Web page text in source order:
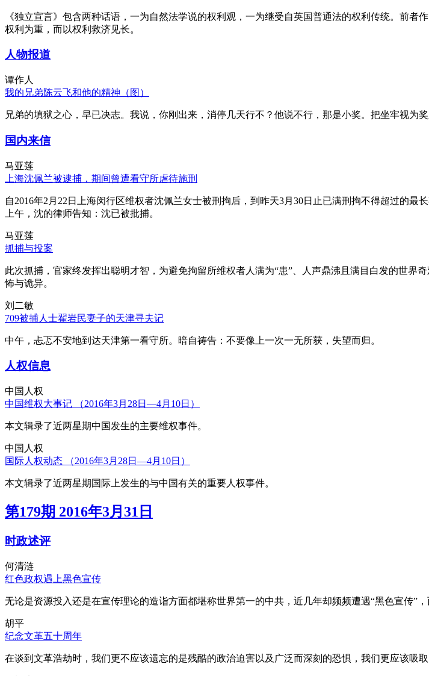
《独立宣言》包含两种话语，一为自然法学说的权利观，一为继受自英国普通法的权利传统。前
权利为重，而以权利救济见长。
人物报道
谭作人
我的兄弟陈云飞和他的精神（图）
兄弟的填狱之心，早已决志。我说，你刚出来，消停几天行不？他说不行，那是小奖。把坐牢视为
国内来信
马亚莲
上海沈佩兰被逮捕，期间曾遭看守所虐待施刑
自2016年2月22日上海闵行区维权者沈佩兰女士被刑拘后，到昨天3月30日止已满刑拘不得超过的
上午，沈的律师告知：沈已被批捕。
马亚莲
抓捕与投案
此次抓捕，官家终发挥出聪明才智，为避免拘留所维权者人满为“患”、人声鼎沸且满目白发的世
怖与诡异。
刘二敏
709被捕人士翟岩民妻子的天津寻夫记
中午，忐忑不安地到达天津第一看守所。暗自祷告：不要像上一次一无所获，失望而归。
人权信息
中国人权
中国维权大事记 （2016年3月28日—4月10日）
本文辑录了近两星期中国发生的主要维权事件。
中国人权
国际人权动态 （2016年3月28日—4月10日）
本文辑录了近两星期国际上发生的与中国有关的重要人权事件。
第179期 2016年3月31日
时政述评
何清涟
红色政权遇上黑色宣传
无论是资源投入还是在宣传理论的造诣方面都堪称世界第一的中共，近几年却频频遭遇“黑色宣传”，
胡平
纪念文革五十周年
在谈到文革浩劫时，我们更不应该遗忘的是残酷的政治迫害以及广泛而深刻的恐惧，我们更应该吸